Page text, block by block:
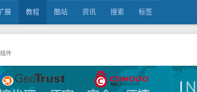
展 教程 酷站 资讯 搜索 标签
件